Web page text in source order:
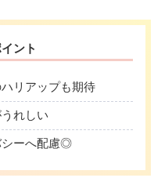
ント
リアップも期待
れしい
シーへ配慮◎